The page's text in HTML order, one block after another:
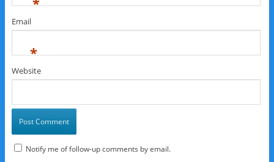
*
Email
*
Website
Notify me of follow-up comments by email.